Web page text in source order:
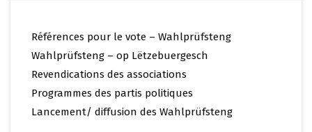
Références pour le vote – Wahlprüfsteng
Wahlprüfsteng – op Lëtzebuergesch
Revendications des associations
Programmes des partis politiques
Lancement/ diffusion des Wahlprüfsteng